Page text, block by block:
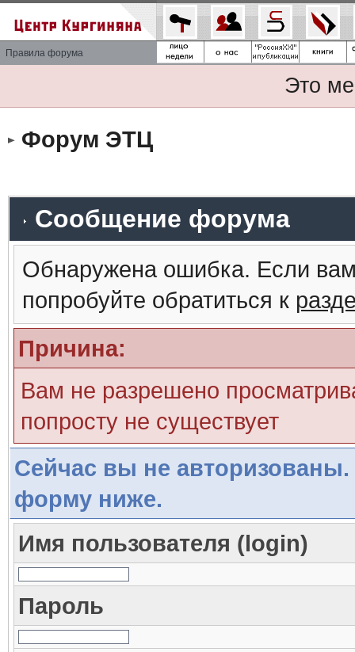
Правила форума
Это
Форум ЭТЦ
Сообщение форума
Обнаружена ошибка. Если
попробуйте обратиться к
Причина:
Вам не разрешено
попросту не существует
Сейчас вы не авторизованы.
форму ниже.
Имя пользователя (login)
Пароль